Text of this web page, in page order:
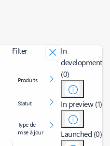
Filter
Produits
Statut
Type de
mise à jour
In
development
(0)
In preview (1)
Launched (0)